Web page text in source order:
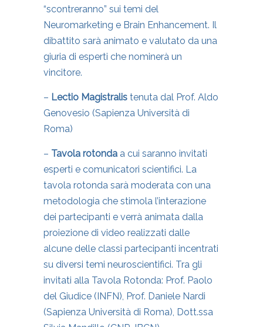
“scontreranno” sui temi del
Neuromarketing e Brain Enhancement. Il
dibattito sarà animato e valutato da una
giuria di esperti che nominerà un
vincitore.
– Lectio Magistralis tenuta dal Prof. Aldo
Genovesio (Sapienza Università di
Roma)
– Tavola rotonda a cui saranno invitati
esperti e comunicatori scientifici. La
tavola rotonda sarà moderata con una
metodologia che stimola l’interazione
dei partecipanti e verrà animata dalla
proiezione di video realizzati dalle
alcune delle classi partecipanti incentrati
su diversi temi neuroscientifici. Tra gli
invitati alla Tavola Rotonda: Prof. Paolo
del Giudice (INFN), Prof. Daniele Nardi
(Sapienza Università di Roma), Dott.ssa